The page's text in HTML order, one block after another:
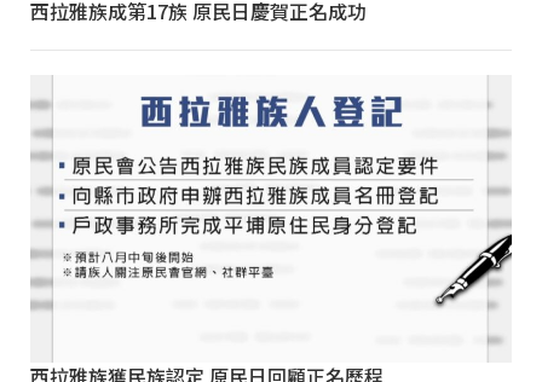
西拉雅族成第17族 原民日慶賀正名成功